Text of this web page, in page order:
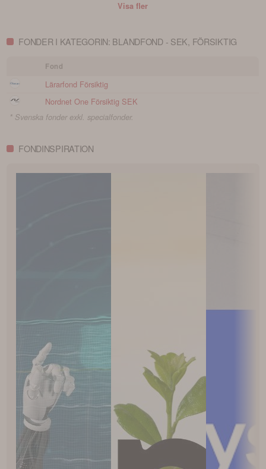
Visa fler
FONDER I KATEGORIN: BLANDFOND - SEK, FÖRSIKTIG
Fond
Lärarfond Försiktig
Nordnet One Försiktig SEK
* Svenska fonder exkl. specialfonder.
FONDINSPIRATION